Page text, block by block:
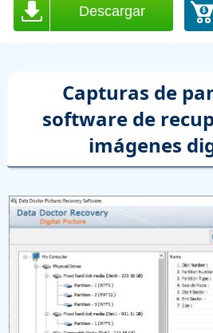
Descargar
Capturas de
software de
imágenes